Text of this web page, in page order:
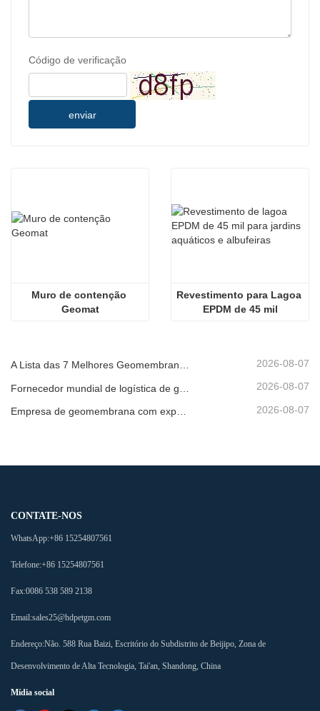
Código de verificação
enviar
Muro de contenção
Geomat
Revestimento para Lagoa
EPDM de 45 mil
A Lista das 7 Melhores Geomembranas HDPE 2mm 2026-08-07
2026-08-07
2026-08-07
CONTATE-NOS
WhatsApp:+86 15254807561
Telefone:+86 15254807561
Fax:0086 538 589 2138
Email:sales25@hdpetgm.com
Endereço:Não. 588 Rua Baizi, Escritório do Subdistrito de Beijipo, Zona de
Desenvolvimento de Alta Tecnologia, Tai'an, Shandong, China
Mídia social